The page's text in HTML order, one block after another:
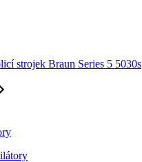
strojek Braun Series 5 5030s